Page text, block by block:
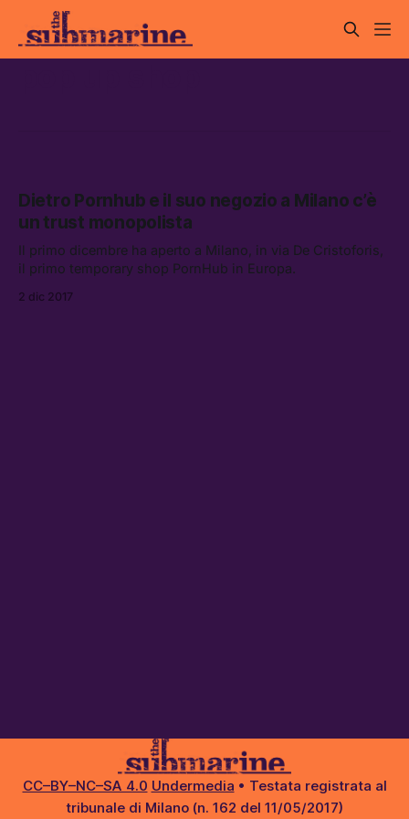
Dietro Pornhub e il suo negozio a Milano c’è
un trust monopolista
Il primo dicembre ha aperto a Milano, in via De Cristoforis,
il primo temporary shop PornHub in Europa.
2 dic 2017
CC–BY–NC–SA 4.0 Undermedia • Testata registrata al
tribunale di Milano (n. 162 del 11/05/2017)